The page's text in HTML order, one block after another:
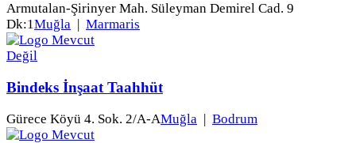
Armutalan-Şirinyer Mah. Süleyman Demirel Cad. 9
Dk:1Muğla Marmaris
Bindeks İnşaat Taahhüt
Gürece Köyü 4. Sok. 2/A-AMuğla | Bodrum